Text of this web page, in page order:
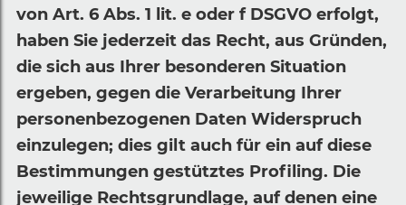
von Art. 6 Abs. 1 lit. e oder f DSGVO erfolgt,
haben Sie jederzeit das Recht, aus Gründen,
die sich aus Ihrer besonderen Situation
ergeben, gegen die Verarbeitung Ihrer
personenbezogenen Daten Widerspruch
einzulegen; dies gilt auch für ein auf diese
Bestimmungen gestütztes Profiling. Die
jeweilige Rechtsgrundlage, auf denen eine